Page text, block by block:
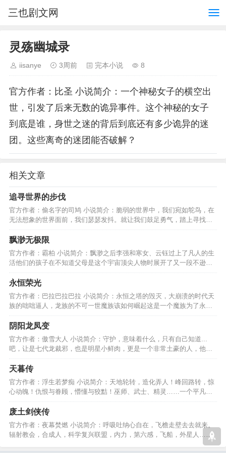
三也剧文网
灵殇幽城录
iisanye 3周前 完本小说 8
官方作者：比圣 小说简介：一个神秘女子的横空出
世，引发了后来无数的诡异事件。这个神秘的女子
到底是谁，身世之迷的背后到底还有多少诡异的迷
团。这些离奇的迷团能否破解？
相关文章
追寻世界的步伐
官方作者：偷名字的司鸠 小说简介：脆弱的世界中，我们宛如鸵鸟，在
无法想象的世界面前，我们瑟瑟发抖。就让我们鼓足勇气，踏上寻找真
义的道路吧，孩子们。…
飘渺无极限
官方作者：霸柏 小说简介：飘渺之后李强和寒女、云钰过上了凡人的生
活他们的孩子在不知道父母是这个宇宙顶尖人物时展开了又一段不逊色
于李强的飘渺之旅....…
永恒荣光
官方作者：巴拉巴拉巴拉 小说简介：永恒之塔的毁灭，大崩溃的时代天
族的咄咄逼人，龙族的不可一世魔族该如何崛起这是一个魔族为了永恒
荣光，誓死不退的故事…
阴阳龙凤变
官方作者：傲雪大人 小说简介：守护，意味着什么，只有自己知道...
吧，让是七代龙裁邪，也是明星小鲜肉，更是一个非常土豪的人，他会
发生什么有趣故事呢？…
天暮传
官方作者：浮生若梦痴 小说简介：天地轮转，造化弄人！峰回路转，惊
心动魄！仇恨与眷顾，懵懂与狡黠！巫师、武士、精灵……一个平凡少
年将演绎怎样的故事？…
废土剑侠传
官方作者：夜幕焚燃 小说简介：呼吸吐纳心自在，飞檐走壁去去就来。
辐射教会，合成人，科学复兴联盟，内力，第六感，飞船，外星人……